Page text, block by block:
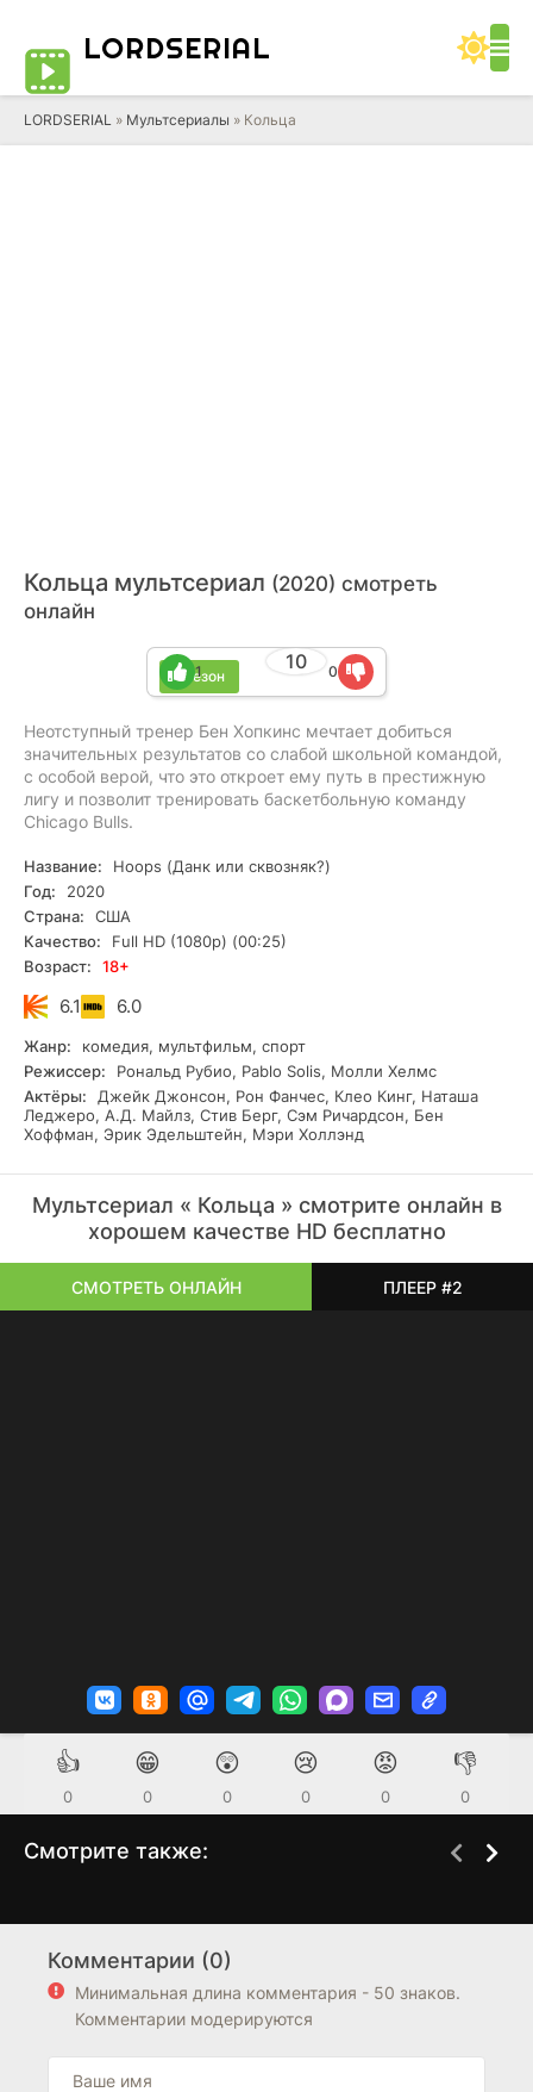
LORDSERIAL
LORDSERIAL » Мультсериалы » Кольца
Кольца мультсериал (2020) смотреть
онлайн
1 сезон
10
1 0
Неотступный тренер Бен Хопкинс мечтает добиться
значительных результатов со слабой школьной командой,
с особой верой, что это откроет ему путь в престижную
лигу и позволит тренировать баскетбольную команду
Chicago Bulls.
Название:
Hoops (Данк или сквозняк?)
Год:
2020
Страна:
США
Качество:
Full HD (1080p) (00:25)
Возраст:
18+
6.1 6.0
Жанр:
комедия, мультфильм, спорт
Режиссер:
Рональд Рубио, Pablo Solis, Молли Хелмс
Актёры:
Джейк Джонсон, Рон Фанчес, Клео Кинг, Наташа
Леджеро, А.Д. Майлз, Стив Берг, Сэм Ричардсон, Бен
Хоффман, Эрик Эдельштейн, Мэри Холлэнд
Мультсериал « Кольца » смотрите онлайн в
хорошем качестве HD бесплатно
СМОТРЕТЬ ОНЛАЙН ПЛЕЕР #2
👍
0
😁
0
😲
0
😢
0
😡
0
👎
0
Смотрите также:
7.4 8.3
Комментарии (0)
Минимальная длина комментария - 50 знаков.
Комментарии модерируются